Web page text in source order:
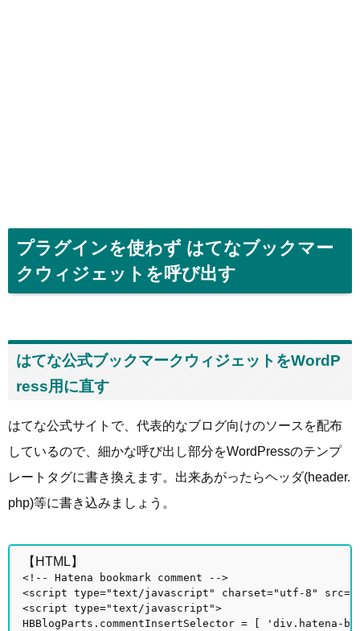
プラグインを使わず はてなブックマー
クウィジェットを呼び出す
はてな公式ブックマークウィジェットをWordP
ress用に直す
はてな公式サイトで、代表的なブログ向けのソースを配布
しているので、細かな呼び出し部分をWordPressのテンプ
レートタグに書き換えます。出来あがったらヘッダ(header.
php)等に書き込みましょう。
【HTML】
<!-- Hatena bookmark comment -->
<script type="text/javascript" charset="utf-8"
<script type="text/javascript">
HBBlogParts.commentInsertSelector = [